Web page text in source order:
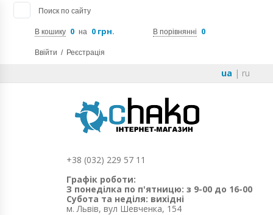
Поиск по сайту
В кошику 0 на 0 грн. В порівнянні 0
Ввійти / Реєстрація
ua | ru
+38 (032) 229 57 11
Графік роботи:
З понеділка по п'ятницю: з 9-00 до 16-00
Субота та неділя: вихідні
м. Львів, вул Шевченка, 154